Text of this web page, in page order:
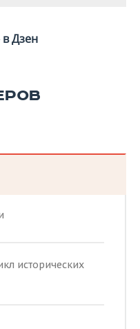
Дзен
исторических